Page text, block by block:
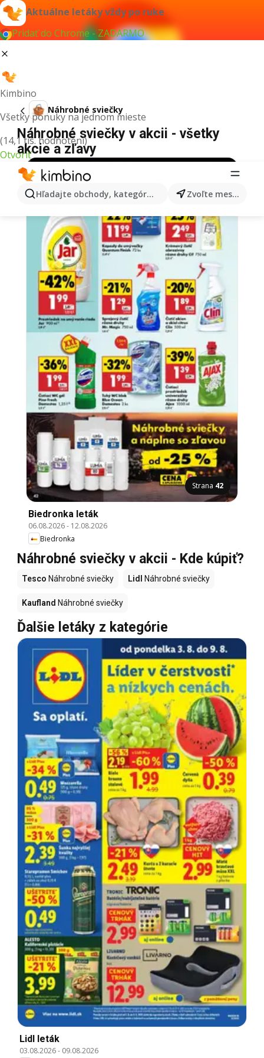
Aktuálne letáky vždy po ruke
Pridať do Chrome - ZADARMO
Kimbino
Všetky ponuky na jednom mieste
(14,1 tis. hodnotení)
Otvoriť
Hľadajte obchody, kategórie, produkty... Zvoľte mesto
Náhrobné sviečky
Náhrobné sviečky v akcii - všetky
akcie a zľavy
Strana 42
Biedronka leták
06.08.2026- 12.08.2026
Biedronka
Náhrobné sviečky v akcii - Kde kúpiť?
Tesco Náhrobné sviečky Lidl Náhrobné sviečky
Kaufland Náhrobné sviečky
Ďalšie letáky z kategórie
Lidl leták
03.08.2026- 09.08.2026